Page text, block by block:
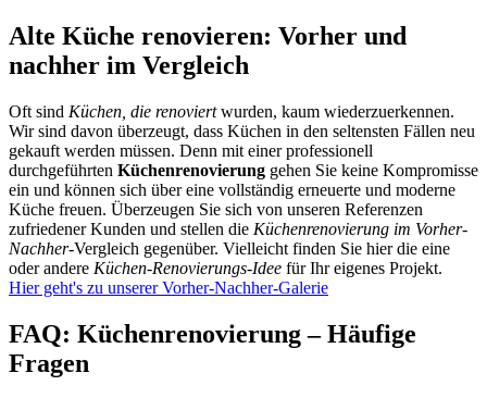
Alte Küche renovieren: Vorher und
nachher im Vergleich
Oft sind Küchen, die renoviertwurden, kaum wiederzuerkennen.
Wir sind davon überzeugt, dass Küchen in den seltensten Fällen neu
gekauft werden müssen. Denn mit einer professionell
durchgeführten Küchenrenovierung gehen Sie keine Kompromisse
ein und können sich über eine vollständig erneuerte und moderne
Küche freuen. Überzeugen Sie sich von unseren Referenzen
zufriedener Kunden und stellen die Küchenrenovierung im Vorher-
Nachher-Vergleich gegenüber. Vielleicht finden Sie hier die eine
oder andere Küchen-Renovierungs-Idee für Ihr eigenes Projekt.
Hier geht's zu unserer Vorher-Nachher-Galerie
FAQ: Küchenrenovierung – Häufige
Fragen